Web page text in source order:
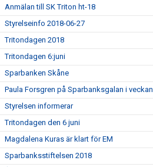
Anmälan till SK Triton ht-18
Styrelseinfo 2018-06-27
Tritondagen 2018
Tritondagen 6:juni
Sparbanken Skåne
Paula Forsgren på Sparbanksgalan i veckan
Styrelsen informerar
Tritondagen den 6 juni
Magdalena Kuras är klart för EM
Sparbanksstiftelsen 2018